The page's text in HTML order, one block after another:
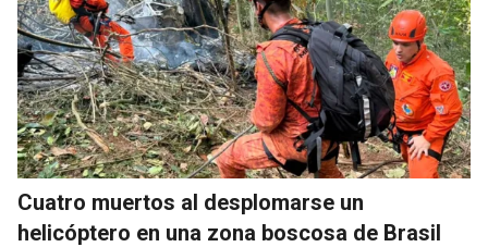
Cuatro muertos al desplomarse un
helicóptero en una zona boscosa de Brasil